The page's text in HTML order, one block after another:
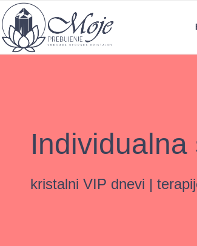
Individualna
kristalni VIP dnevi |